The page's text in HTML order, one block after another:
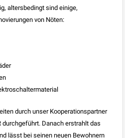
altersbedingt sind einige,
von Nöten:
durch unser Kooperationspartner
durchgeführt. Danach erstrahlt das
lässt bei seinen neuen Bewohnern